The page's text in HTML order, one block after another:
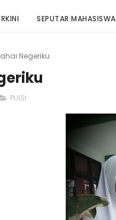
SEPUTAR MAHASISWA
Negeriku
PUISI